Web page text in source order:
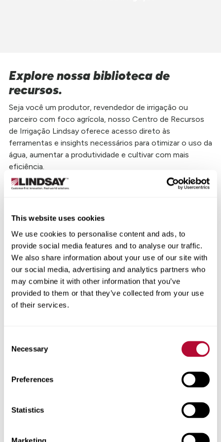
This website uses cookies
We use cookies to personalise content and ads, to
provide social media features and to analyse our traffic.
We also share information about your use of our site with
our social media, advertising and analytics partners who
may combine it with other information that you’ve
provided to them or that they’ve collected from your use
of their services.
Selection
Necessary
Preferences
Statistics
Marketing
Explore nossa biblioteca de
recursos.
Seja você um produtor, revendedor de irrigação ou
parceiro com foco agrícola, nosso Centro de Recursos
de Irrigação Lindsay oferece acesso direto às
ferramentas e insights necessários para otimizar o uso da
água, aumentar a produtividade e cultivar com mais
eficiência.
De folhetos sobre irrigação por pivô e guias técnicos a
biblioteca foi criada para auxiliar na tomada de decisões
irrigação.
Comece a explorar.
Use os filtros ou a barra de pesquisa para encontrar
recursos rapidamente por produto, tipo de cultura ou
aplicação. Não encontrou o que procura? Entre em
contato com nossa equipe — ajudaremos você a obter